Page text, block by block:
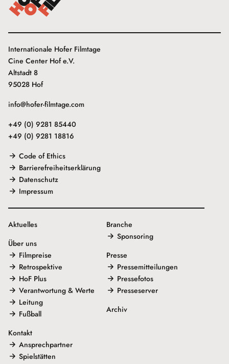
Internationale Hofer Filmtage
Cine Center Hof e.V.
Altstadt 8
95028 Hof
info@hofer-filmtage.com
+49 (0) 9281 85440
+49 (0) 9281 18816
Code of Ethics
Barrierefreiheitserklärung
Datenschutz
Impressum
Aktuelles
Über uns
Filmpreise
Retrospektive
HoF Plus
Verantwortung & Werte
Leitung
Fußball
Kontakt
Ansprechpartner
Spielstätten
Branche
Sponsoring
Presse
Pressemitteilungen
Pressefotos
Presseserver
Archiv